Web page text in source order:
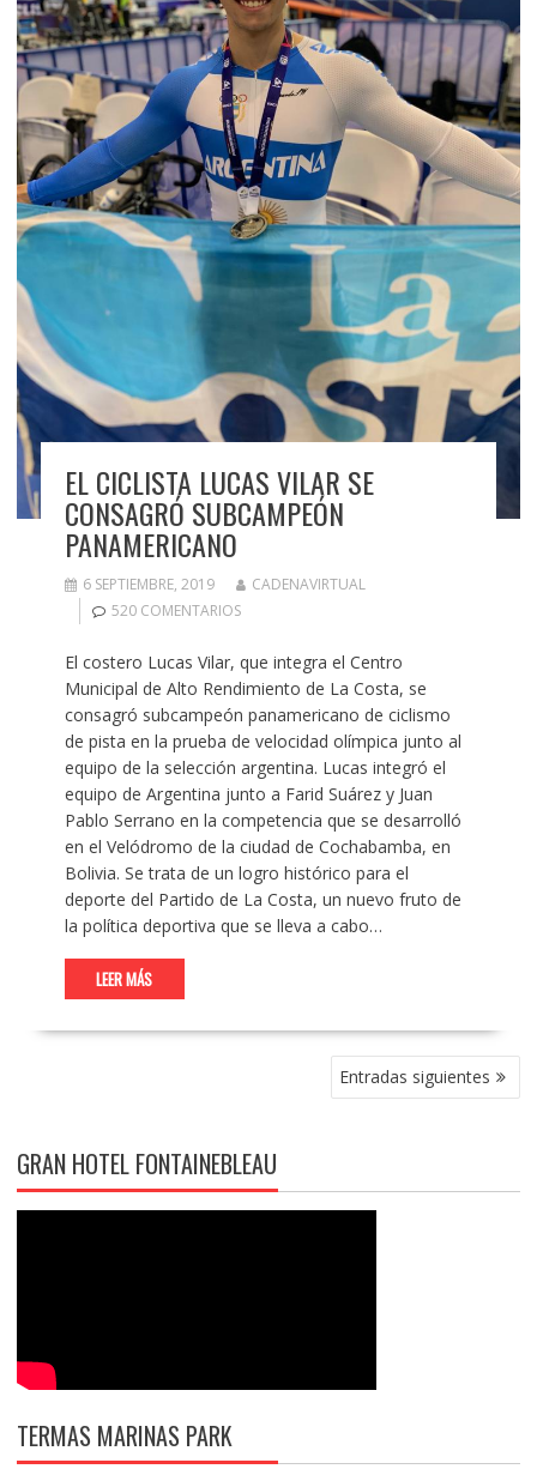
EL CICLISTA LUCAS VILAR SE
CONSAGRÓ SUBCAMPEÓN
PANAMERICANO
6 SEPTIEMBRE, 2019
CADENAVIRTUAL
520 COMENTARIOS
El costero Lucas Vilar, que integra el Centro
Municipal de Alto Rendimiento de La Costa, se
consagró subcampeón panamericano de ciclismo
de pista en la prueba de velocidad olímpica junto al
equipo de la selección argentina. Lucas integró el
equipo de Argentina junto a Farid Suárez y Juan
Pablo Serrano en la competencia que se desarrolló
en el Velódromo de la ciudad de Cochabamba, en
Bolivia. Se trata de un logro histórico para el
deporte del Partido de La Costa, un nuevo fruto de
la política deportiva que se lleva a cabo…
LEER MÁS
Entradas siguientes
GRAN HOTEL FONTAINEBLEAU
TERMAS MARINAS PARK